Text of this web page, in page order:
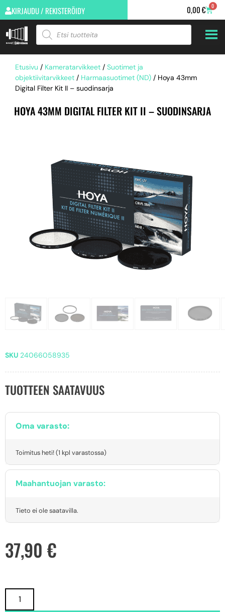
KIRJAUDU / REKISTERÖIDY 0,00€ 0
Etusivu / Kameratarvikkeet / Suotimet ja
objektiivitarvikkeet / Harmaasuotimet (ND) / Hoya 43mm
Digital Filter Kit II – suodinsarja
HOYA 43MM DIGITAL FILTER KIT II – SUODINSARJA
SKU 24066058935
TUOTTEEN SAATAVUUS
Oma varasto:
Toimitus heti! (1 kpl varastossa)
Maahantuojan varasto:
Tieto ei ole saatavilla.
37,90 €